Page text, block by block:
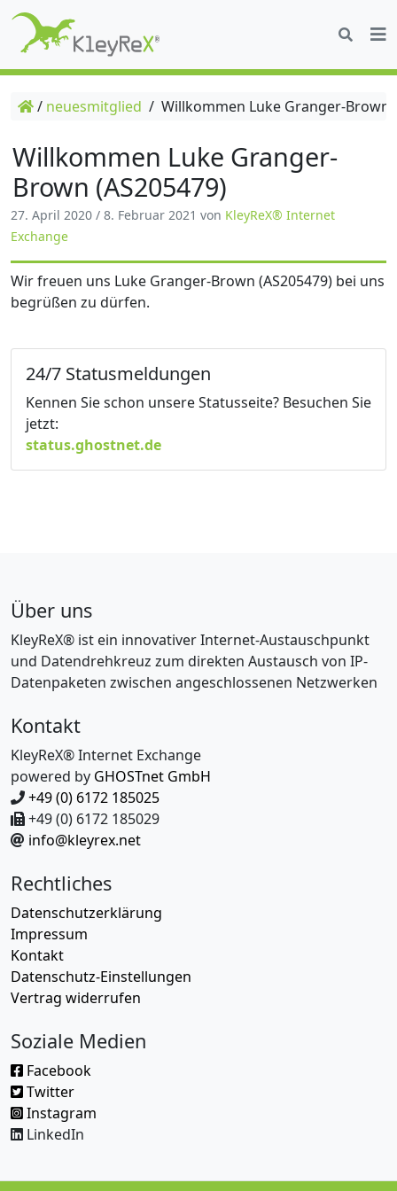
/ neuesmitglied / Willkommen Luke Granger-Brown
Willkommen Luke Granger-
Brown (AS205479)
27. April 2020 / 8. Februar 2021 von KleyReX® Internet
Exchange
Wir freuen uns Luke Granger-Brown (AS205479) bei uns
begrüßen zu dürfen.
24/7 Statusmeldungen
Kennen Sie schon unsere Statusseite? Besuchen Sie
jetzt:
status.ghostnet.de
Über uns
KleyReX® ist ein innovativer Internet-Austauschpunkt
und Datendrehkreuz zum direkten Austausch von IP-
Datenpaketen zwischen angeschlossenen Netzwerken
Kontakt
KleyReX® Internet Exchange
powered by GHOSTnet GmbH
+49 (0) 6172 185025
+49 (0) 6172 185029
info@kleyrex.net
Rechtliches
Datenschutzerklärung
Impressum
Kontakt
Datenschutz-Einstellungen
Vertrag widerrufen
Soziale Medien
Facebook
Twitter
Instagram
LinkedIn